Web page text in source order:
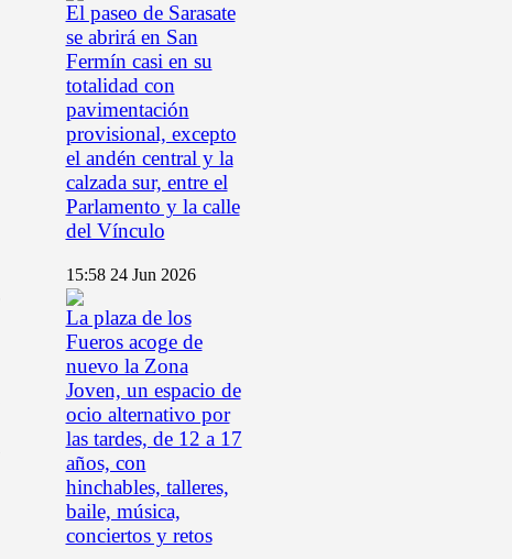
El paseo de Sarasate
se abrirá en San
Fermín casi en su
totalidad con
pavimentación
provisional, excepto
el andén central y la
calzada sur, entre el
Parlamento y la calle
del Vínculo
15:58 24 Jun 2026
La plaza de los
Fueros acoge de
nuevo la Zona
Joven, un espacio de
ocio alternativo por
las tardes, de 12 a 17
años, con
hinchables, talleres,
baile, música,
conciertos y retos